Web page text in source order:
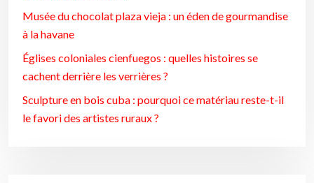
Musée du chocolat plaza vieja : un éden de gourmandise
à la havane
Églises coloniales cienfuegos : quelles histoires se
cachent derrière les verrières ?
Sculpture en bois cuba : pourquoi ce matériau reste-t-il
le favori des artistes ruraux ?